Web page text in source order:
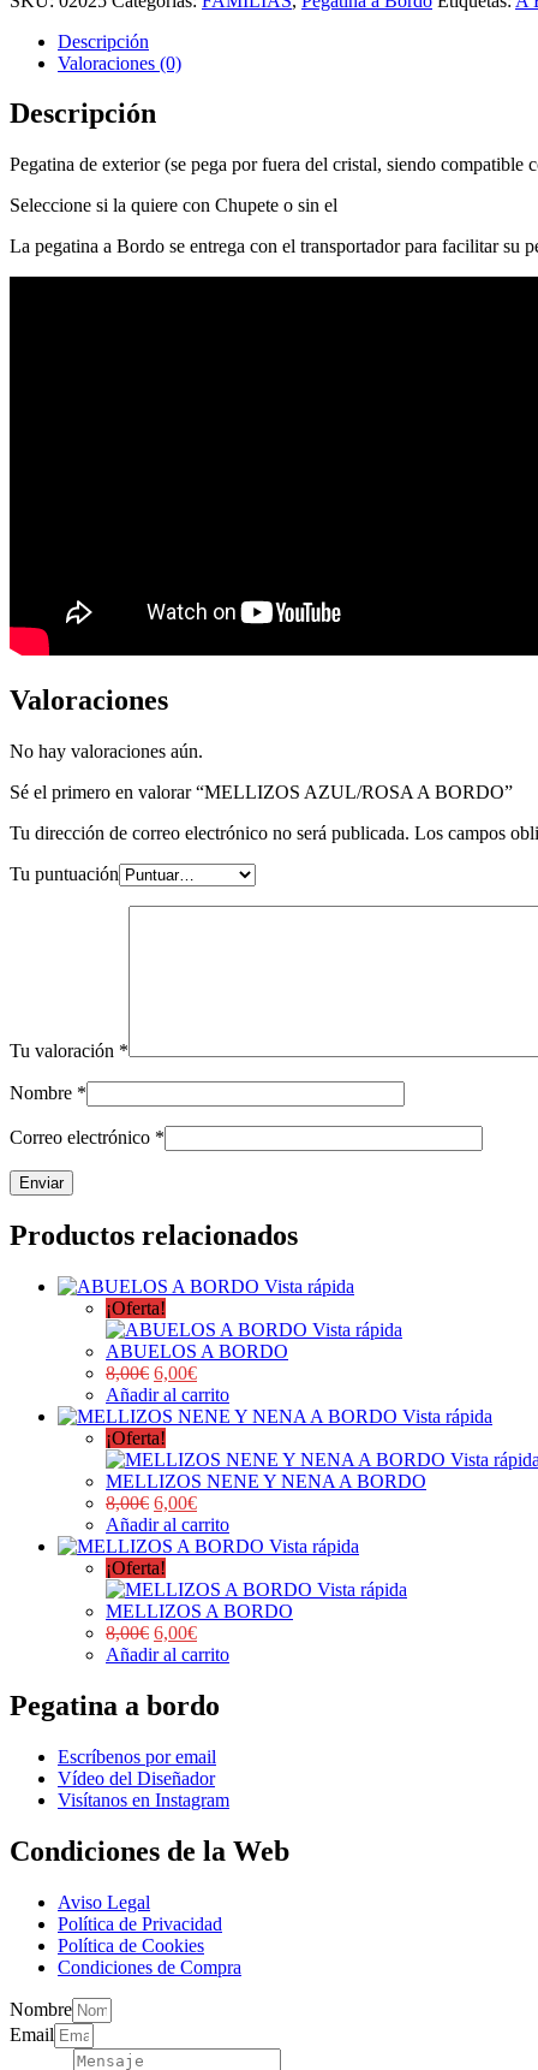
Descripción
Valoraciones (0)
Descripción
Pegatina de exterior (se pega por fuera del cristal, siendo compatible
Seleccione si la quiere con Chupete o sin el
La pegatina a Bordo se entrega con el transportador para facilitar su
Valoraciones
No hay valoraciones aún.
Sé el primero en valorar “MELLIZOS AZUL/ROSA A BORDO”
Tu dirección de correo electrónico no será publicada. Los campos
Tu puntuación
Tu valoración *
Nombre *
Correo electrónico *
Productos relacionados
Vista rápida
¡Oferta!
Vista rápida
ABUELOS A BORDO
8,00€ 6,00€
Añadir al carrito
Vista rápida
¡Oferta!
Vista
MELLIZOS NENE Y NENA A BORDO
8,00€ 6,00€
Añadir al carrito
Vista rápida
¡Oferta!
Vista rápida
MELLIZOS A BORDO
8,00€ 6,00€
Añadir al carrito
Pegatina a bordo
Escríbenos por email
Vídeo del Diseñador
Visítanos en Instagram
Condiciones de la Web
Aviso Legal
Política de Privacidad
Política de Cookies
Condiciones de Compra
Nombre
Email